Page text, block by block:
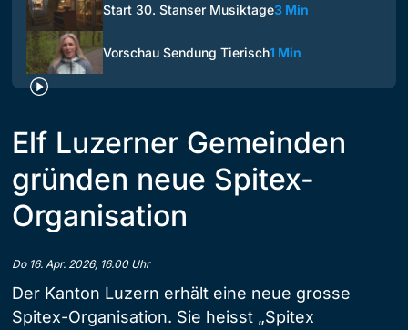
Start 30. Stanser Musiktage3 Min
Vorschau Sendung Tierisch1 Min
Elf Luzerner Gemeinden
gründen neue Spitex-
Organisation
Do 16. Apr. 2026, 16.00 Uhr
Der Kanton Luzern erhält eine neue grosse
Spitex-Organisation. Sie heisst „Spitex